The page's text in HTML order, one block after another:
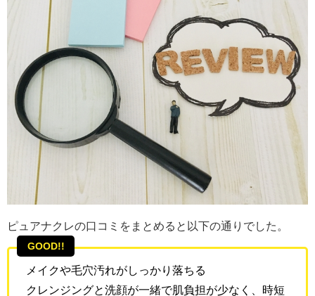
ピュアナクレの口コミをまとめると以下の通りでした。
GOOD!!
メイクや毛穴汚れがしっかり落ちる
クレンジングと洗顔が一緒で肌負担が少なく、時短